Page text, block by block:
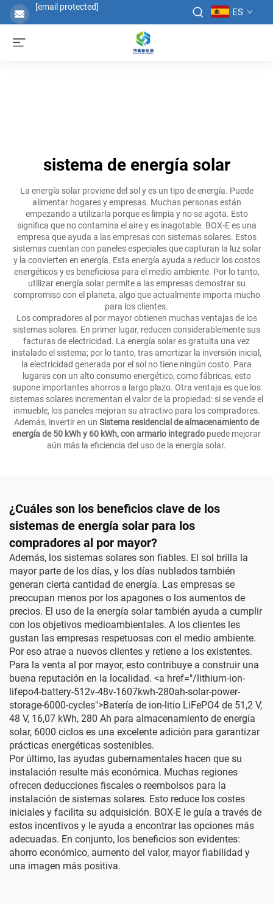
[email protected] ES
sistema de energía solar
La energía solar proviene del sol y es un tipo de energía. Puede
alimentar hogares y empresas. Muchas personas están
empezando a utilizarla porque es limpia y no se agota. Esto
significa que no contamina el aire y es inagotable. BOX-E es una
empresa que ayuda a las empresas con sistemas solares. Estos
sistemas cuentan con paneles especiales que capturan la luz solar
y la convierten en energía. Esta energía ayuda a reducir los costos
energéticos y es beneficiosa para el medio ambiente. Por lo tanto,
utilizar energía solar permite a las empresas demostrar su
compromiso con el planeta, algo que actualmente importa mucho
para los clientes.
Los compradores al por mayor obtienen muchas ventajas de los
sistemas solares. En primer lugar, reducen considerablemente sus
facturas de electricidad. La energía solar es gratuita una vez
instalado el sistema; por lo tanto, tras amortizar la inversión inicial,
la electricidad generada por el sol no tiene ningún costo. Para
lugares con un alto consumo energético, como fábricas, esto
supone importantes ahorros a largo plazo. Otra ventaja es que los
sistemas solares incrementan el valor de la propiedad: si se vende el
inmueble, los paneles mejoran su atractivo para los compradores.
Además, invertir en un Sistema residencial de almacenamiento de
energía de 50 kWh y 60 kWh, con armario integrado puede mejorar
aún más la eficiencia del uso de la energía solar.
¿Cuáles son los beneficios clave de los
sistemas de energía solar para los
compradores al por mayor?
Además, los sistemas solares son fiables. El sol brilla la
mayor parte de los días, y los días nublados también
generan cierta cantidad de energía. Las empresas se
preocupan menos por los apagones o los aumentos de
precios. El uso de la energía solar también ayuda a cumplir
con los objetivos medioambientales. A los clientes les
gustan las empresas respetuosas con el medio ambiente.
Por eso atrae a nuevos clientes y retiene a los existentes.
Para la venta al por mayor, esto contribuye a construir una
buena reputación en la localidad. <a href="/lithium-ion-
lifepo4-battery-512v-48v-1607kwh-280ah-solar-power-
storage-6000-cycles">Batería de ion-litio LiFePO4 de 51,2 V,
48 V, 16,07 kWh, 280 Ah para almacenamiento de energía
solar, 6000 ciclos es una excelente adición para garantizar
prácticas energéticas sostenibles.
Por último, las ayudas gubernamentales hacen que su
instalación resulte más económica. Muchas regiones
ofrecen deducciones fiscales o reembolsos para la
instalación de sistemas solares. Esto reduce los costes
iniciales y facilita su adquisición. BOX-E le guía a través de
estos incentivos y le ayuda a encontrar las opciones más
adecuadas. En conjunto, los beneficios son evidentes:
ahorro económico, aumento del valor, mayor fiabilidad y
una imagen más positiva.